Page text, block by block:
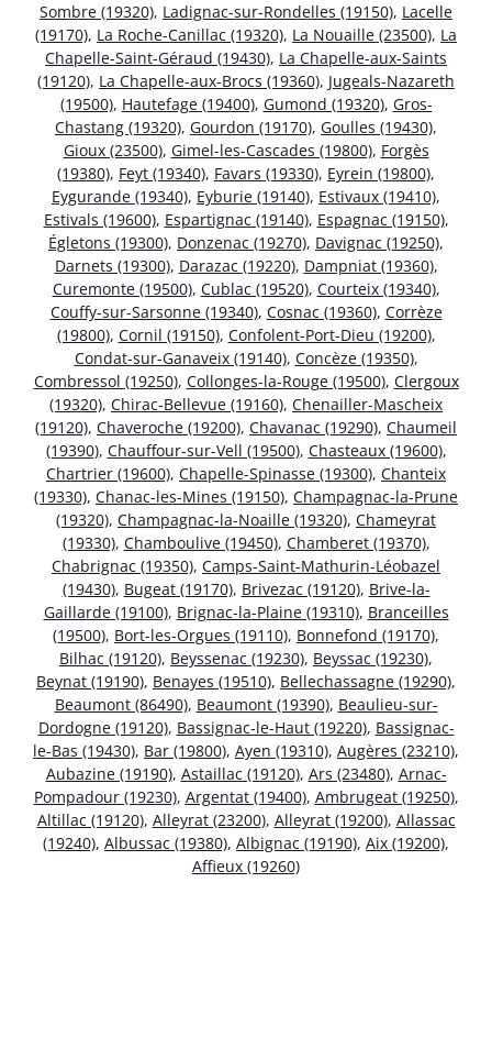
Sombre (19320), Ladignac-sur-Rondelles (19150), Lacelle
(19170), La Roche-Canillac (19320), La Nouaille (23500), La
Chapelle-Saint-Géraud (19430), La Chapelle-aux-Saints
(19120), La Chapelle-aux-Brocs (19360), Jugeals-Nazareth
(19500), Hautefage (19400), Gumond (19320), Gros-
Chastang (19320), Gourdon (19170), Goulles (19430),
Gioux (23500), Gimel-les-Cascades (19800), Forgès
(19380), Feyt (19340), Favars (19330), Eyrein (19800),
Eygurande (19340), Eyburie (19140), Estivaux (19410),
Estivals (19600), Espartignac (19140), Espagnac (19150),
Égletons (19300), Donzenac (19270), Davignac (19250),
Darnets (19300), Darazac (19220), Dampniat (19360),
Curemonte (19500), Cublac (19520), Courteix (19340),
Couffy-sur-Sarsonne (19340), Cosnac (19360), Corrèze
(19800), Cornil (19150), Confolent-Port-Dieu (19200),
Condat-sur-Ganaveix (19140), Concèze (19350),
Combressol (19250), Collonges-la-Rouge (19500), Clergoux
(19320), Chirac-Bellevue (19160), Chenailler-Mascheix
(19120), Chaveroche (19200), Chavanac (19290), Chaumeil
(19390), Chauffour-sur-Vell (19500), Chasteaux (19600),
Chartrier (19600), Chapelle-Spinasse (19300), Chanteix
(19330), Chanac-les-Mines (19150), Champagnac-la-Prune
(19320), Champagnac-la-Noaille (19320), Chameyrat
(19330), Chamboulive (19450), Chamberet (19370),
Chabrignac (19350), Camps-Saint-Mathurin-Léobazel
(19430), Bugeat (19170), Brivezac (19120), Brive-la-
Gaillarde (19100), Brignac-la-Plaine (19310), Branceilles
(19500), Bort-les-Orgues (19110), Bonnefond (19170),
Bilhac (19120), Beyssenac (19230), Beyssac (19230),
Beynat (19190), Benayes (19510), Bellechassagne (19290),
Beaumont (86490), Beaumont (19390), Beaulieu-sur-
Dordogne (19120), Bassignac-le-Haut (19220), Bassignac-
le-Bas (19430), Bar (19800), Ayen (19310), Augères (23210),
Aubazine (19190), Astaillac (19120), Ars (23480), Arnac-
Pompadour (19230), Argentat (19400), Ambrugeat (19250),
Altillac (19120), Alleyrat (23200), Alleyrat (19200), Allassac
(19240), Albussac (19380), Albignac (19190), Aix (19200),
Affieux (19260)